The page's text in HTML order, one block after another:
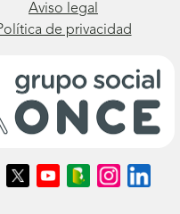
Aviso legal
de privacidad
Síguenos
en
Síguenos
en
Síguenos
en
Síguenos
en
Síguenos
en